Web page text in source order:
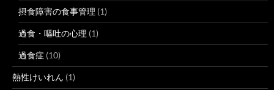
摂食障害の食事管理 (1)
過食・嘔吐の心理 (1)
過食症 (10)
熱性けいれん (1)